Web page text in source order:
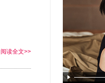
阅读全文>>